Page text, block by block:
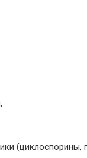
(циклоспорины,